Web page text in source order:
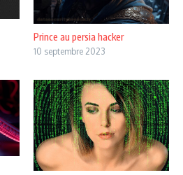
Prince au persia hacker
10 septembre 2023